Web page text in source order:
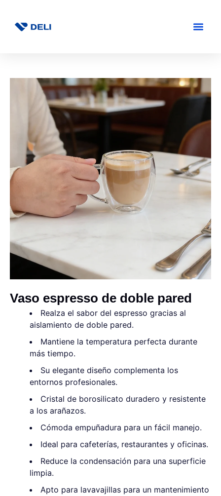
Vaso espresso de doble pared
Realza el sabor del espresso gracias al
aislamiento de doble pared.
Mantiene la temperatura perfecta durante
más tiempo.
Su elegante diseño complementa los
entornos profesionales.
Cristal de borosilicato duradero y resistente
a los arañazos.
Cómoda empuñadura para un fácil manejo.
Ideal para cafeterías, restaurantes y oficinas.
Reduce la condensación para una superficie
limpia.
Apto para lavavajillas para un mantenimiento